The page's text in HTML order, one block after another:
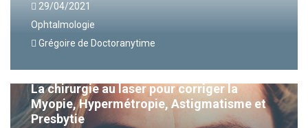
29/04/2021
Ophtalmologie
Grégoire de Doctoranytime
La chirurgie au laser pour corriger la
Myopie, Hypermétropie, Astigmatisme et
Presbytie